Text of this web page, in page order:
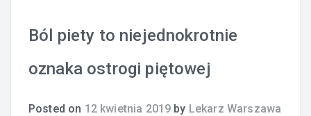
Ból piety to niejednokrotnie
oznaka ostrogi piętowej
Posted on 12 kwietnia 2019 by Lekarz Warszawa